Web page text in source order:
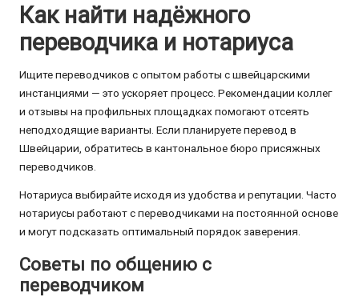
Как найти надёжного
переводчика и нотариуса
Ищите переводчиков с опытом работы с швейцарскими
инстанциями — это ускоряет процесс. Рекомендации коллег
и отзывы на профильных площадках помогают отсеять
неподходящие варианты. Если планируете перевод в
Швейцарии, обратитесь в кантональное бюро присяжных
переводчиков.
Нотариуса выбирайте исходя из удобства и репутации. Часто
нотариусы работают с переводчиками на постоянной основе
и могут подсказать оптимальный порядок заверения.
Советы по общению с
переводчиком